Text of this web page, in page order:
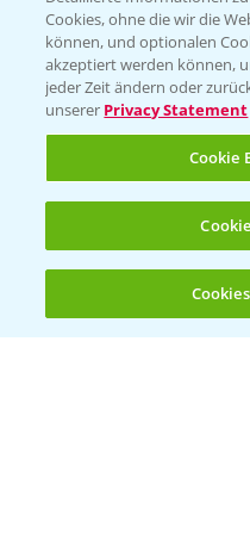
Beratung auf
T.+49 (0)174
KONTAKT
Hilfe in
+49 (0)214/
Cookies, ohne die wir die
können, und optionalen
akzeptiert werden können,
jeder Zeit ändern oder
unserer Privacy Statement
Cookie